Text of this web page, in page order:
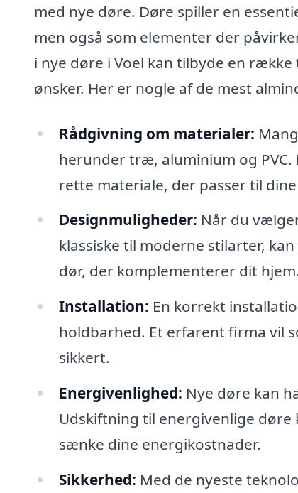
med nye døre. Døre spiller en
men også som elementer der
i nye døre i Voel kan tilbyde en
ønsker. Her er nogle af de mest
Rådgivning om materialer:
herunder træ, aluminium og
rette materiale, der passer til
Designmuligheder: Når du
klassiske til moderne stilarter,
dør, der komplementerer dit hjem.
Installation: En korrekt
holdbarhed. Et erfarent firma vil
sikkert.
Energivenlighed: Nye døre kan
Udskiftning til energivenlige
sænke dine energikostnader.
Sikkerhed: Med de nyeste